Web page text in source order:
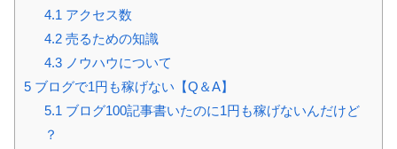
4.1 アクセス数
4.2売るための知識
4.3ノウハウについて
5 ブログで1円も稼げない【Q＆A】
5.1 ブログ100記事書いたのに1円も稼げないんだけど
？